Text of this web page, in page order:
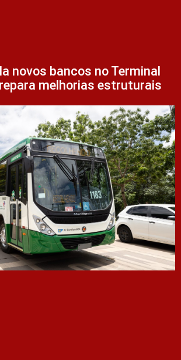
novos bancos no Terminal
melhorias estruturais